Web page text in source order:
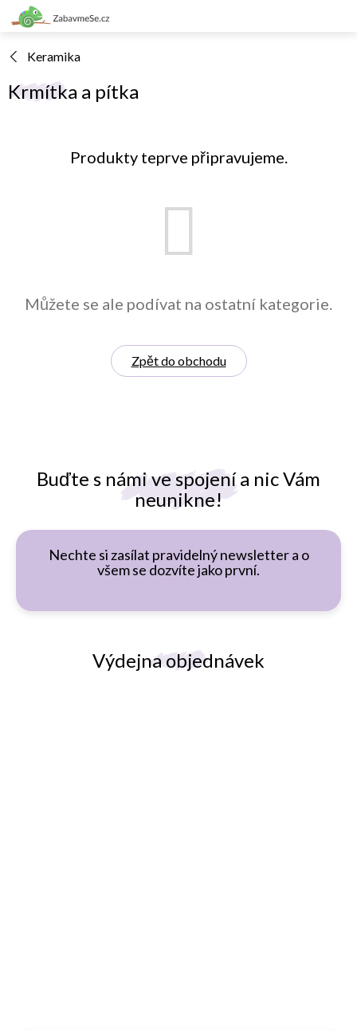
Přejít
na
Keramika
Krmítka a pítka
Produkty teprve připravujeme.
Můžete se ale podívat na ostatní kategorie.
Zpět do obchodu
Buďte s námi ve spojení a nic Vám
neunikne!
Nechte si zasílat pravidelný newsletter a o
všem se dozvíte jako první.
Výdejna objednávek